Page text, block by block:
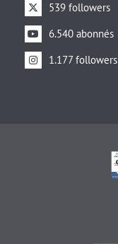
539 followers
6.540 abonnés
1.177 followers